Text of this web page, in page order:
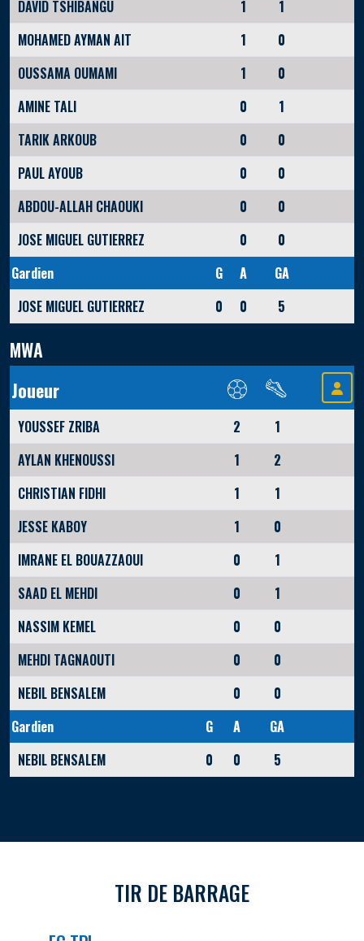
DAVID TSHIBANGU
1
1
MOHAMED AYMAN AIT
1
0
OUSSAMA OUMAMI
1
0
AMINE TALI
0
1
TARIK ARKOUB
0
0
PAUL AYOUB
0
0
ABDOU-ALLAH CHAOUKI
0
0
JOSE MIGUEL GUTIERREZ
0
0
Gardien
G A
GA
JOSE MIGUEL GUTIERREZ
0 0 5
MWA
Joueur
YOUSSEF ZRIBA 2
1
AYLAN KHENOUSSI
1
2
CHRISTIAN FIDHI
1
1
JESSE KABOY
1
0
IMRANE EL BOUAZZAOUI
0
1
SAAD EL MEHDI
0
1
NASSIM KEMEL
0
0
MEHDI TAGNAOUTI
0
0
NEBIL BENSALEM
0
0
Gardien
G A
GA
NEBIL BENSALEM
0 0 5
TIR DE BARRAGE